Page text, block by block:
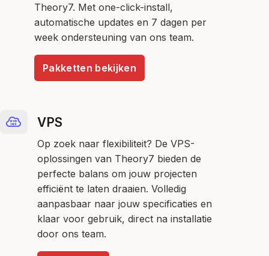
Theory7. Met one-click-install,
automatische updates en 7 dagen per
week ondersteuning van ons team.
Pakketten bekijken
VPS
Op zoek naar flexibiliteit? De VPS-
oplossingen van Theory7 bieden de
perfecte balans om jouw projecten
efficiënt te laten draaien. Volledig
aanpasbaar naar jouw specificaties en
klaar voor gebruik, direct na installatie
door ons team.